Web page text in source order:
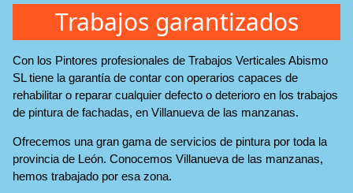
Trabajos garantizados
Con los Pintores profesionales de Trabajos Verticales Abismo
SL tiene la garantía de contar con operarios capaces de
rehabilitar o reparar cualquier defecto o deterioro en los trabajos
de pintura de fachadas, en Villanueva de las manzanas.
Ofrecemos una gran gama de servicios de pintura por toda la
provincia de León. Conocemos Villanueva de las manzanas,
hemos trabajado por esa zona.